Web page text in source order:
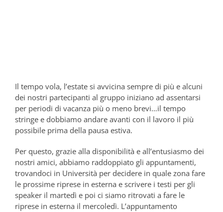
Il tempo vola, l’estate si avvicina sempre di più e alcuni
dei nostri partecipanti al gruppo iniziano ad assentarsi
per periodi di vacanza più o meno brevi…il tempo
stringe e dobbiamo andare avanti con il lavoro il più
possibile prima della pausa estiva.
Per questo, grazie alla disponibilità e all’entusiasmo dei
nostri amici, abbiamo raddoppiato gli appuntamenti,
trovandoci in Università per decidere in quale zona fare
le prossime riprese in esterna e scrivere i testi per gli
speaker il martedì e poi ci siamo ritrovati a fare le
riprese in esterna il mercoledì. L’appuntamento